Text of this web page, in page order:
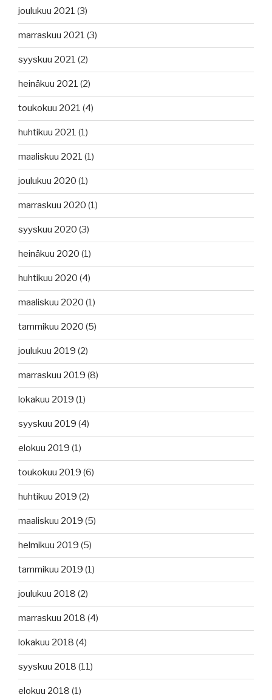
joulukuu 2021 (3)
marraskuu 2021 (3)
syyskuu 2021 (2)
heinäkuu 2021 (2)
toukokuu 2021 (4)
huhtikuu 2021 (1)
maaliskuu 2021 (1)
joulukuu 2020 (1)
marraskuu 2020 (1)
syyskuu 2020 (3)
heinäkuu 2020 (1)
huhtikuu 2020 (4)
maaliskuu 2020 (1)
tammikuu 2020 (5)
joulukuu 2019 (2)
marraskuu 2019 (8)
lokakuu 2019 (1)
syyskuu 2019 (4)
elokuu 2019 (1)
toukokuu 2019 (6)
huhtikuu 2019 (2)
maaliskuu 2019 (5)
helmikuu 2019 (5)
tammikuu 2019 (1)
joulukuu 2018 (2)
marraskuu 2018 (4)
lokakuu 2018 (4)
syyskuu 2018 (11)
elokuu 2018 (1)